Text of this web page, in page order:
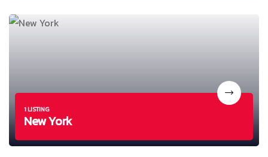
1 LISTING
New York